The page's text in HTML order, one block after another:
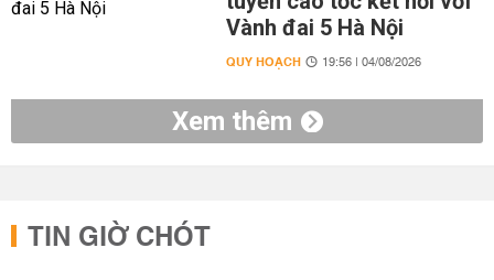
Vành đai 5 Hà Nội
QUY HOẠCH 19:56 | 04/08/2026
Xem thêm
TIN GIỜ CHÓT